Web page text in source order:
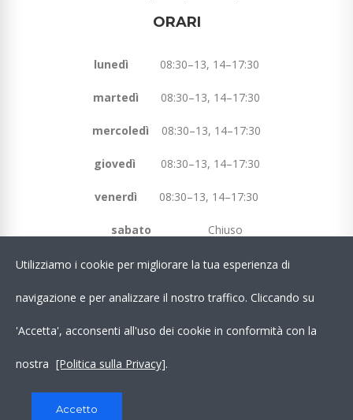
ORARI
lunedì 08:30–13, 14–17:30
martedì 08:30–13, 14–17:30
mercoledì 08:30–13, 14–17:30
giovedì 08:30–13, 14–17:30
venerdì 08:30–13, 14–17:30
sabato Chiuso
domenicaChiuso
Chatta Con Noi su WhatsApp!
LINK UTILI
Copyright © MM2 Fitness Equipment | Powered by
Utilizziamo i cookie per migliorare la tua esperienza di
navigazione e per analizzare il nostro traffico. Cliccando su
'Accetta', acconsenti all'uso dei cookie in conformità con la
nostra [Politica sulla Privacy].
Accetto